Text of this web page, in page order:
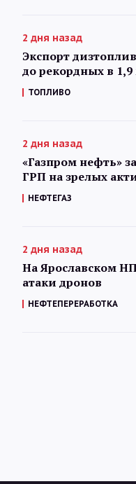
2 дня назад
Экспорт
до рекордных в
ТОПЛИВО
2 дня назад
«Газпром нефть»
ГРП на зрелых
НЕФТЕГАЗ
2 дня назад
На Ярославском
атаки дронов
НЕФТЕПЕРЕРАБОТКА